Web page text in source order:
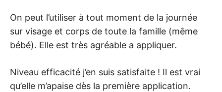
On peut l’utiliser à tout moment de la journée
sur visage et corps de toute la famille (même
bébé). Elle est très agréable a appliquer.
Niveau efficacité j’en suis satisfaite ! Il est vrai
qu’elle m’apaise dès la première application.